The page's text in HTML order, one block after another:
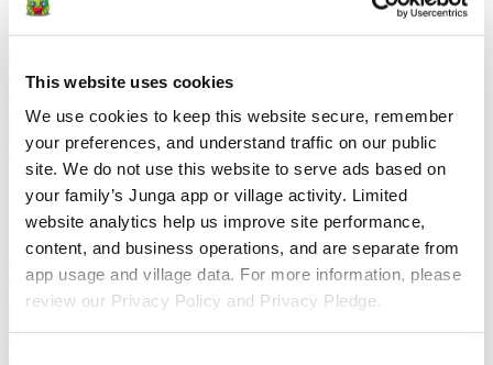
This website uses cookies
We use cookies to keep this website secure, remember
your preferences, and understand traffic on our public
site. We do not use this website to serve ads based on
your family’s Junga app or village activity. Limited
website analytics help us improve site performance,
content, and business operations, and are separate from
app usage and village data. For more information, please
review our Privacy Policy and Privacy Pledge.
Para Los PapásDescubre cómo los papás facilitan las rutinas
EducadoresDescubra cómo los educadores mejoran el aprendizaje
socioemocional (SEL) gracias a Junga.
cómo Junga ayuda a los terapeutas a fomentar entornos positivos en
Para Grupos Sociales
fomentan la participación comunitaria con Junga.
Comparar
Junga contra Greenlight
Greenlight combina una tarjeta de débito
supervisada con herramientas educativas para enseñar a los niños a
administrar su presupuesto, ahorrar e invertir.
Junga contra Acorns
EarlyAcorns Early ayuda a los padres a enseñar a sus hijos sobre
domésticas y carteras de inversión.
Junga contra